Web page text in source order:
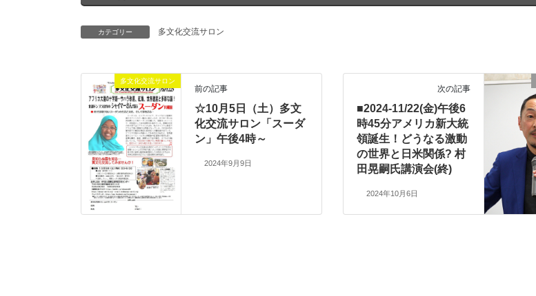
カテゴリー 多文化交流サロン
多文化交流サロン
前の記事
☆10月5日（土）多文
化交流サロン「スーダ
ン」午後4時～
2024年9月9日
次の記事
■2024-11/22(金)午後6
時45分アメリカ新大統
領誕生！どうなる激動
の世界と日米関係? 村
田晃嗣氏講演会(終)
2024年10月6日